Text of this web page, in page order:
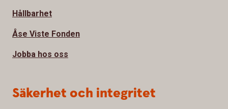
Hållbarhet
Åse Viste Fonden
Jobba hos oss
Säkerhet och integritet